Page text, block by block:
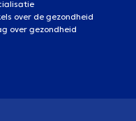
over de gezondheid
over gezondheid